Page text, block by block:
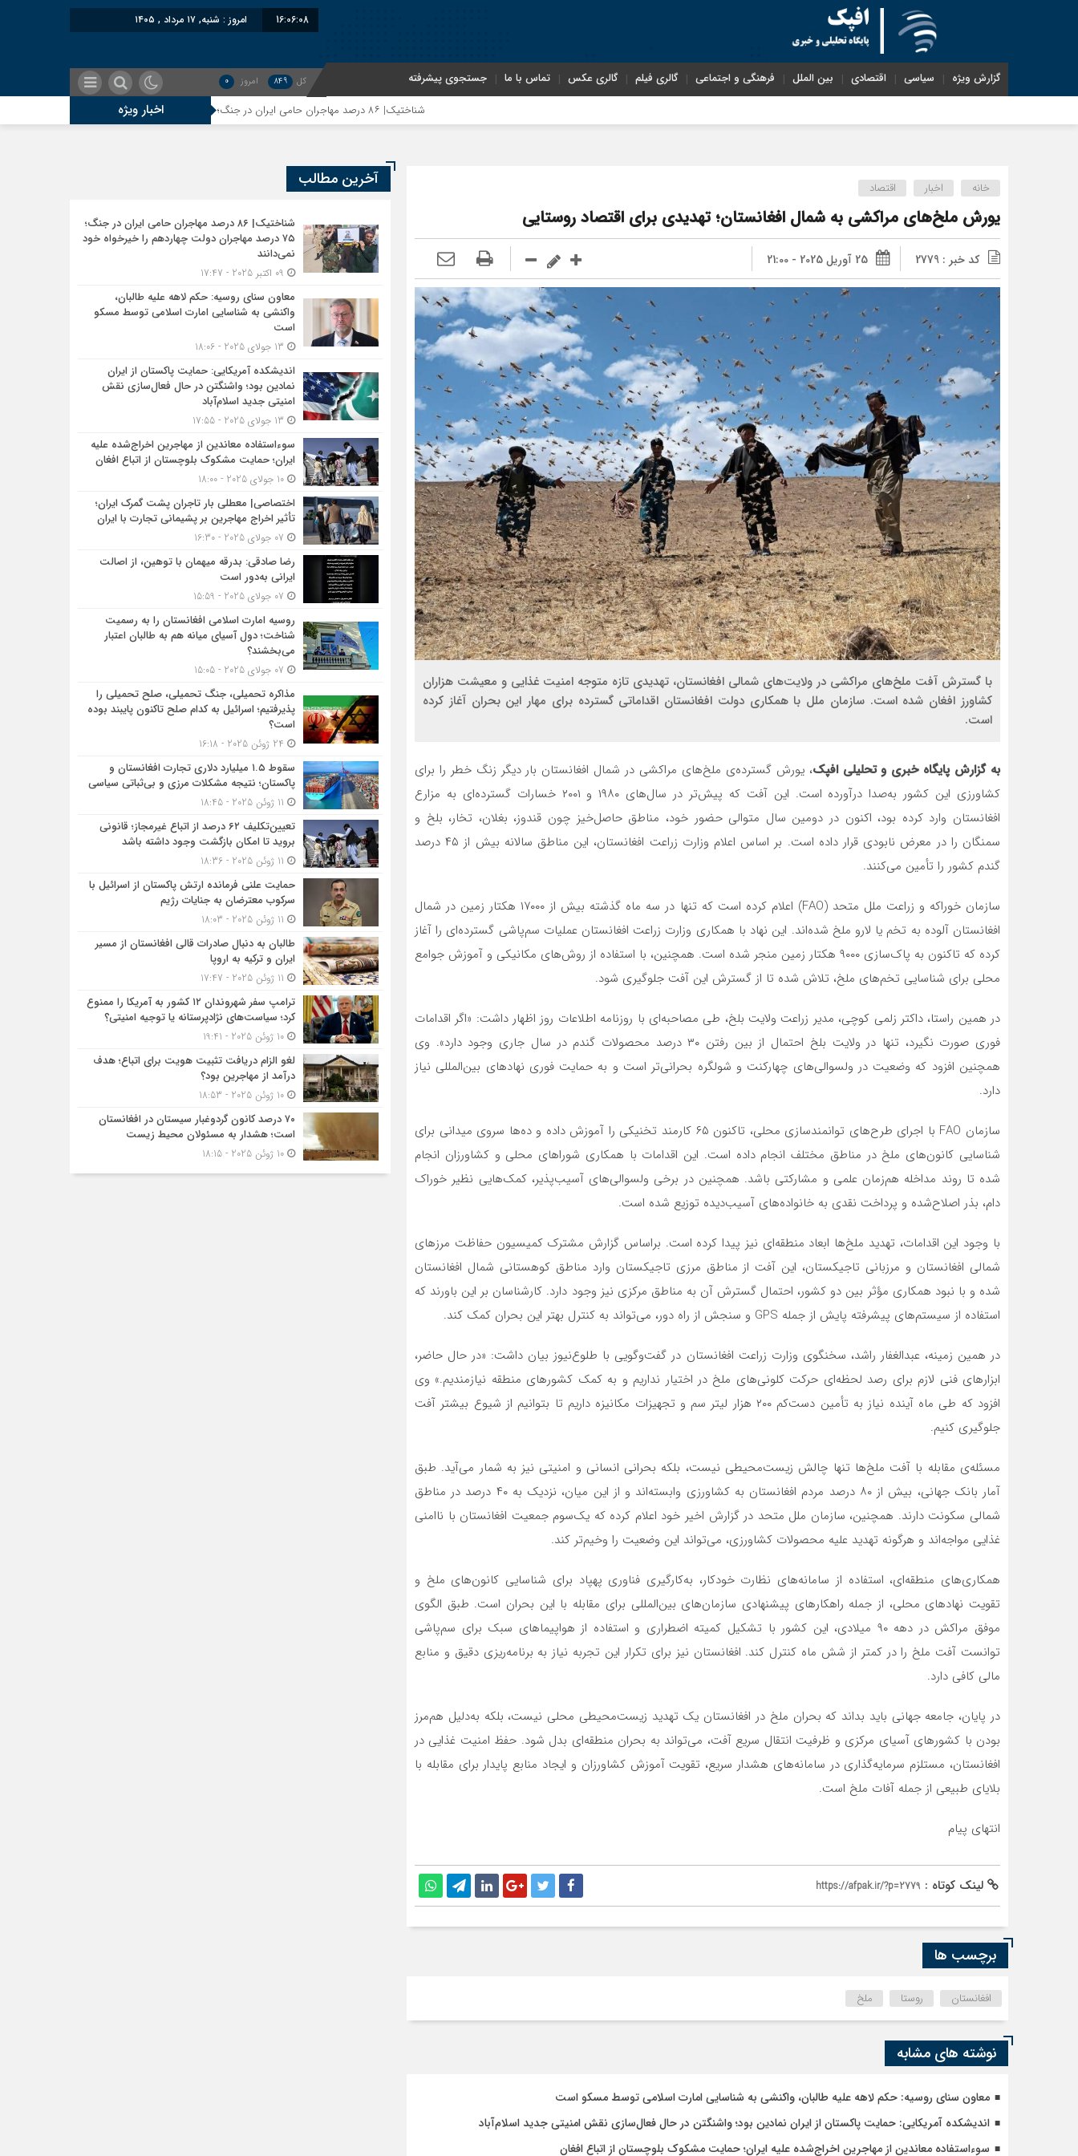
16:06:09 امروز : شنبه, ۱۷ مرداد , ۱۴۰۵
گزارش ویژه سیاسی اقتصادی بین الملل فرهنگی و اجتماعی گالری فیلم گالری عکس تماس با ما جستجوی پیشرفته کل 849 امروز 0
اخبار ویژه
سوءاستفاده معاندین از مهاجرین اخراج‌شده علیه ایران؛ حمایت مشکوک بلوچستان از اتباع افغان
اختصاصی| معطلی بار تاجران پشت گمرک ایران؛ تأثیر اخراج مهاجرین بر پشیمانی تجارت با ایران
رضا صادقی: بدرقه میهمان با توهین، از اصالت ایرانی به‌دور است
روسیه امارت اسلامی افغانستان را به رسمیت شناخت؛ دول آسیای میانه هم به طالبان اعتبار می‎‌بخشند؟
مذاکره تحمیلی، جنگ تحمیلی، صلح تحمیلی را پذیرفتیم؛ اسرائیل به کدام صلح تاکنون پایبند بوده است؟
خانه اخبار اقتصاد
یورش ملخ‌های مراکشی به شمال افغانستان؛ تهدیدی برای اقتصاد روستایی
کد خبر : 2779 25 آوریل 2025 - 21:00
با گسترش آفت ملخ‌های مراکشی در ولایت‌های شمالی افغانستان، تهدیدی تازه متوجه امنیت غذایی و معیشت هزاران
کشاورز افغان شده است. سازمان ملل با همکاری دولت افغانستان اقداماتی گسترده برای مهار این بحران آغاز کرده
است.
به گزارش پایگاه خبری و تحلیلی افپک، یورش گسترده‌ی ملخ‌های مراکشی در شمال افغانستان بار دیگر زنگ خطر را برای
کشاورزی این کشور به‌صدا درآورده است. این آفت که پیش‌تر در سال‌های ۱۹۸۰ و ۲۰۰۱ خسارات گسترده‌ای به مزارع
افغانستان وارد کرده بود، اکنون در دومین سال متوالی حضور خود، مناطق حاصل‌خیز چون قندوز، بغلان، تخار، بلخ و
سمنگان را در معرض نابودی قرار داده است. بر اساس اعلام وزارت زراعت افغانستان، این مناطق سالانه بیش از ۴۵ درصد
گندم کشور را تأمین می‌کنند.
سازمان خوراکه و زراعت ملل متحد (FAO) اعلام کرده است که تنها در سه ماه گذشته بیش از ۱۷۰۰۰ هکتار زمین در شمال
افغانستان آلوده به تخم یا لارو ملخ شده‌اند. این نهاد با همکاری وزارت زراعت افغانستان عملیات سم‌پاشی گسترده‌ای را آغاز
کرده که تاکنون به پاک‌سازی ۹۰۰۰ هکتار زمین منجر شده است. همچنین، با استفاده از روش‌های مکانیکی و آموزش جوامع
محلی برای شناسایی تخم‌های ملخ، تلاش شده تا از گسترش این آفت جلوگیری شود.
در همین راستا، داکتر زلمی کوچی، مدیر زراعت ولایت بلخ، طی مصاحبه‌ای با روزنامه اطلاعات روز اظهار داشت: «اگر اقدامات
فوری صورت نگیرد، تنها در ولایت بلخ احتمال از بین رفتن ۳۰ درصد محصولات گندم در سال جاری وجود دارد». وی
همچنین افزود که وضعیت در ولسوالی‌های چهارکنت و شولگره بحرانی‌تر است و به حمایت فوری نهادهای بین‌المللی نیاز
دارد.
سازمان FAO با اجرای طرح‌های توانمندسازی محلی، تاکنون ۶۵ کارمند تخنیکی را آموزش داده و ده‌ها سروی میدانی برای
شناسایی کانون‌های ملخ در مناطق مختلف انجام داده است. این اقدامات با همکاری شوراهای محلی و کشاورزان انجام
شده تا روند مداخله هم‌زمان علمی و مشارکتی باشد. همچنین در برخی ولسوالی‌های آسیب‌پذیر، کمک‌هایی نظیر خوراک
دام، بذر اصلاح‌شده و پرداخت نقدی به خانواده‌های آسیب‌دیده توزیع شده است.
با وجود این اقدامات، تهدید ملخ‌ها ابعاد منطقه‌ای نیز پیدا کرده است. براساس گزارش مشترک کمیسیون حفاظت مرزهای
شمالی افغانستان و مرزبانی تاجیکستان، این آفت از مناطق مرزی تاجیکستان وارد مناطق کوهستانی شمال افغانستان
شده و با نبود همکاری مؤثر بین دو کشور، احتمال گسترش آن به مناطق مرکزی نیز وجود دارد. کارشناسان بر این باورند که
استفاده از سیستم‌های پیشرفته پایش از جمله GPS و سنجش‌ از راه دور، می‌تواند به کنترل بهتر این بحران کمک کند.
در همین زمینه، عبدالغفار راشد، سخنگوی وزارت زراعت افغانستان در گفت‌وگویی با طلوع‌نیوز بیان داشت: «در حال حاضر،
ابزارهای فنی لازم برای رصد لحظه‌ای حرکت کلونی‌های ملخ در اختیار نداریم و به کمک کشورهای منطقه نیازمندیم.» وی
افزود که طی ماه آینده نیاز به تأمین دست‌کم ۲۰۰ هزار لیتر سم و تجهیزات مکانیزه داریم تا بتوانیم از شیوع بیشتر آفت
جلوگیری کنیم.
مسئله‌ی مقابله با آفت ملخ‌ها تنها چالش زیست‌محیطی نیست، بلکه بحرانی انسانی و امنیتی نیز به شمار می‌آید. طبق
آمار بانک جهانی، بیش از ۸۰ درصد مردم افغانستان به کشاورزی وابسته‌اند و از این میان، نزدیک به ۴۰ درصد در مناطق
شمالی سکونت دارند. همچنین، سازمان ملل متحد در گزارش اخیر خود اعلام کرده که یک‌سوم جمعیت افغانستان با ناامنی
غذایی مواجه‌اند و هرگونه تهدید علیه محصولات کشاورزی، می‌تواند این وضعیت را وخیم‌تر کند.
همکاری‌های منطقه‌ای، استفاده از سامانه‌های نظارت خودکار، به‌کارگیری فناوری پهپاد برای شناسایی کانون‌های ملخ و
تقویت نهادهای محلی، از جمله راهکارهای پیشنهادی سازمان‌های بین‌المللی برای مقابله با این بحران است. طبق الگوی
موفق مراکش در دهه ۹۰ میلادی، این کشور با تشکیل کمیته اضطراری و استفاده از هواپیماهای سبک برای سم‌پاشی
توانست آفت ملخ را در کمتر از شش ماه کنترل کند. افغانستان نیز برای تکرار این تجربه نیاز به برنامه‌ریزی دقیق و منابع
مالی کافی دارد.
در پایان، جامعه جهانی باید بداند که بحران ملخ در افغانستان یک تهدید زیست‌محیطی محلی نیست، بلکه به‌دلیل هم‌مرز
بودن با کشورهای آسیای مرکزی و ظرفیت انتقال سریع آفت، می‌تواند به بحران منطقه‌ای بدل شود. حفظ امنیت غذایی در
افغانستان، مستلزم سرمایه‌گذاری در سامانه‌های هشدار سریع، تقویت آموزش کشاورزان و ایجاد منابع پایدار برای مقابله با
بلایای طبیعی از جمله آفات ملخ است.
انتهای پیام
لینک کوتاه : https://afpak.ir/?p=2779
برچسب ها
افغانستان روستا ملخ
نوشته های مشابه
معاون سنای روسیه: حکم لاهه علیه طالبان، واکنشی به شناسایی امارت اسلامی توسط مسکو است
اندیشکده آمریکایی: حمایت پاکستان از ایران نمادین بود؛ واشنگتن در حال فعال‌سازی نقش امنیتی جدید اسلام‌آباد
سوءاستفاده معاندین از مهاجرین اخراج‌شده علیه ایران؛ حمایت مشکوک بلوچستان از اتباع افغان
آخرین مطالب
شناختیک| ۸۶ درصد مهاجران حامی ایران در جنگ؛
۷۵ درصد مهاجران دولت چهاردهم را خیرخواه خود
نمی‌دانند
معاون سنای روسیه: حکم لاهه علیه طالبان،
واکنشی به شناسایی امارت اسلامی توسط مسکو
است
اندیشکده آمریکایی: حمایت پاکستان از ایران
نمادین بود؛ واشنگتن در حال فعال‌سازی نقش
امنیتی جدید اسلام‌آباد
سوءاستفاده معاندین از مهاجرین اخراج‌شده علیه
ایران؛ حمایت مشکوک بلوچستان از اتباع افغان
10 جولای 2025 - 18:00
اختصاصی| معطلی بار تاجران پشت گمرک ایران؛
تأثیر اخراج مهاجرین بر پشیمانی تجارت با ایران
رضا صادقی: بدرقه میهمان با توهین، از اصالت
ایرانی به‌دور است
روسیه امارت اسلامی افغانستان را به رسمیت
شناخت؛ دول آسیای میانه هم به طالبان اعتبار
می‎‌بخشند؟
مذاکره تحمیلی، جنگ تحمیلی، صلح تحمیلی را
پذیرفتیم؛ اسرائیل به کدام صلح تاکنون پایبند بوده
است؟
سقوط ۱.۵ میلیارد دلاری تجارت افغانستان و
پاکستان؛ نتیجه مشکلات مرزی و بی‌ثباتی سیاسی
تعیین‌تکلیف ۶۲ درصد از اتباع غیرمجاز؛ قانونی
بروید تا امکان بازگشت وجود داشته باشد
حمایت علنی فرمانده ارتش پاکستان از اسرائیل با
سرکوب معترضان به جنایات رژیم
طالبان به دنبال صادرات قالی افغانستان از مسیر
ایران و ترکیه به اروپا
ترامپ سفر شهروندان ۱۲ کشور به آمریکا را ممنوع
کرد؛ سیاست‌های نژادپرستانه یا توجیه امنیتی؟
10 ژوئن 2025 - 19:41
لغو الزام دریافت تثبیت هویت برای اتباع؛ هدف
درآمد از مهاجرین بود؟
10 ژوئن 2025 - 18:53
۷۰ درصد کانون گردوغبار سیستان در افغانستان
است؛ هشدار به مسئولان محیط زیست
10 ژوئن 2025 - 18:15